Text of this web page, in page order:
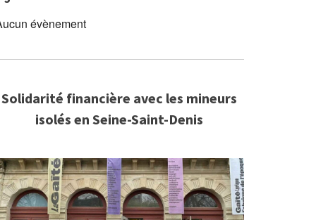
évènement
Solidarité financière avec les mineurs
isolés en Seine-Saint-Denis